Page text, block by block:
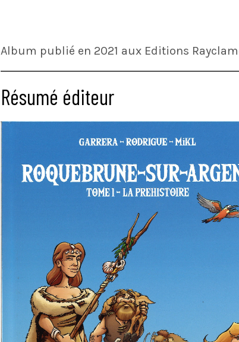
Album publié en 2021 aux Editions
Résumé éditeur